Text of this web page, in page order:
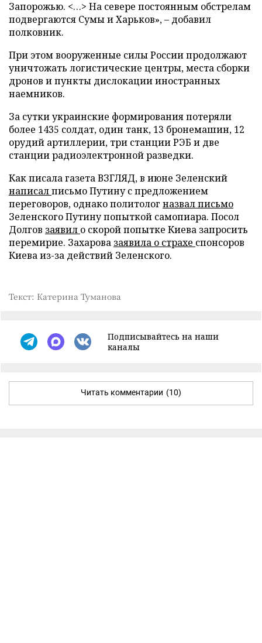
Запорожью. <…> На севере постоянным обстрелам
подвергаются Сумы и Харьков», – добавил
полковник.
При этом вооруженные силы России продолжают
уничтожать логистические центры, места сборки
дронов и пункты дислокации иностранных
наемников.
За сутки украинские формирования потеряли
более 1435 солдат, один танк, 13 бронемашин, 12
орудий артиллерии, три станции РЭБ и две
станции радиоэлектронной разведки.
Как писала газета ВЗГЛЯД, в июне Зеленский
написалписьмо Путину с предложением
переговоров, однако политолог назвал письмо
Зеленского Путину попыткой самопиара. Посол
Долгов заявил о скорой попытке Киева запросить
перемирие. Захарова заявила о страхе спонсоров
Киева из-за действий Зеленского.
Текст: Катерина Туманова
Подписывайтесь на наши
каналы
Читать комментарии (10)